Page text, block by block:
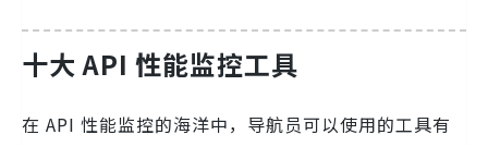
十大 API 性能监控工具
在 API 性能监控的海洋中，导航员可以使用的工具有